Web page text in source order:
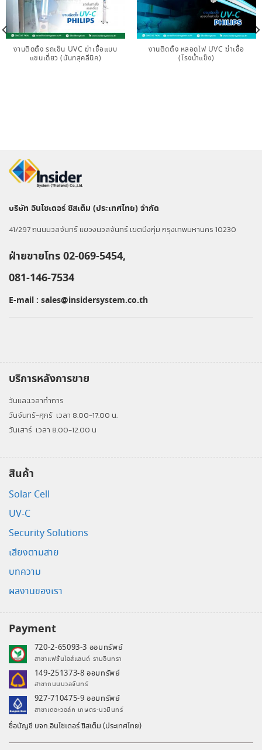
งานติดตั้ง รถเข็น UVC ฆ่าเชื้อแบบ
แขนเดี่ยว (นันทสุคลีนิค)
งานติดตั้ง หลอดไฟ UVC ฆ่าเชื้อ
(โรงน้ำแข็ง)
บริษัท อินไซเดอร์ ซิสเต็ม (ประเทศไทย) จำกัด
41/297 ถนนนวลจันทร์ แขวงนวลจันทร์ เขตบึงกุ่ม กรุงเทพมหานคร 10230
ฝ่ายขายโทร 02-069-5454,
081-146-7534
E-mail : sales@insidersystem.co.th
บริการหลังการขาย
วันและเวลาทำการ
วันจันทร์-ศุกร์ เวลา 8.00-17.00 น.
วันเสาร์ เวลา 8.00-12.00 น
สินค้า
Solar Cell
UV-C
Security Solutions
เสียงตามสาย
บทความ
ผลงานของเรา
Payment
720-2-65093-3 ออมทรัพย์
สาขาแฟชั่นไอส์แลนด์ รามอินทรา
149-251373-8 ออมทรัพย์
สาขาถนนนวลจันทร์
927-710475-9 ออมทรัพย์
สาขาเดอะวอล์ค เกษตร-นวมินทร์
ชื่อบัญชี บจก.อินไซเดอร์ ซิสเต็ม (ประเทศไทย)